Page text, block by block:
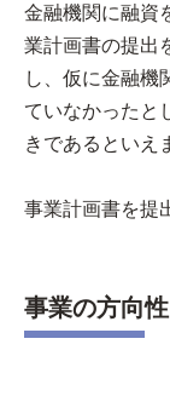
金融機関に融資
業計画書の提出
し、仮に金融機
ていなかったと
きであるといえ
事業計画書を提
事業の方向